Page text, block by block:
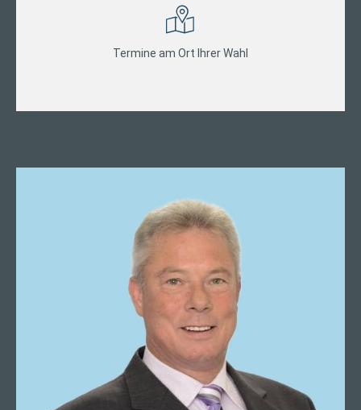
Termine am Ort Ihrer Wahl